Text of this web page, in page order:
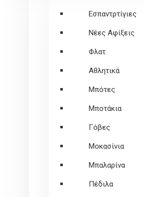
Εσπαντρτίγιες
Νέες Αφίξεις
Φλατ
Αθλητικά
Μπότες
Μποτάκια
Γόβες
Μοκασίνια
Μπαλαρίνα
Πέδιλα